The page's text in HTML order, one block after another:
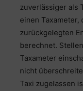
zuverlässiger als
einen
zurückgelegten
berechnet.
Taxameter
nicht
Taxi zugelassen